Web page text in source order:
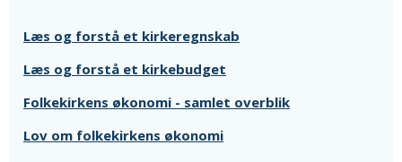
Læs og forstå et kirkeregnskab
Læs og forstå et kirkebudget
Folkekirkens økonomi - samlet overblik
Lov om folkekirkens økonomi